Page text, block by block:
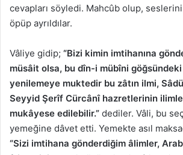
cevapları söyledi. Mahcûb olup, seslerini
öpüp ayrıldılar.
Vâliye gidip; “Bizi kimin imtihanına
müsâit olsa, bu dîn-i mübîni
yenilemeye muktedir bu zâtın ilmi,
Seyyid Şerîf Cürcânî hazretlerinin
mukâyese edilebilir.” dediler. Vâli, bu
yemeğine dâvet etti. Yemekte asıl
“Sizi imtihana gönderdiğim âlimler,